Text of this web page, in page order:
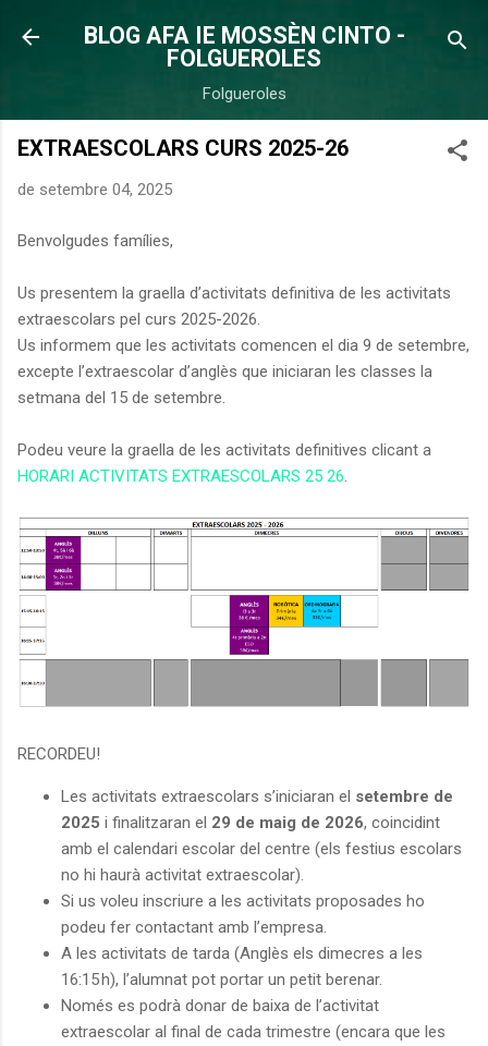
Salta al contingut principal
BLOG AFA IE MOSSÈN CINTO -
FOLGUEROLES
Folgueroles
EXTRAESCOLARS CURS 2025-26
de setembre 04, 2025
Benvolgudes famílies,
Us presentem la graella d’activitats definitiva de les activitats
extraescolars pel curs 2025-2026.
Us informem que les activitats comencen el dia 9 de setembre,
excepte l’extraescolar d’anglès que iniciaran les classes la
setmana del 15 de setembre.
Podeu veure la graella de les activitats definitives clicant a
HORARI ACTIVITATS EXTRAESCOLARS 25 26
RECORDEU!
Les activitats extraescolars s’iniciaran el setembre de
2025 i finalitzaran el 29 de maig de 2026, coincidint
amb el calendari escolar del centre (els festius escolars
no hi haurà activitat extraescolar).
Si us voleu inscriure a les activitats proposades ho
podeu fer contactant amb l’empresa.
A les activitats de tarda (Anglès els dimecres a les
16:15 h), l’alumnat pot portar un petit berenar.
Només es podrà donar de baixa de l’activitat
extraescolar al final de cada trimestre (encara que les